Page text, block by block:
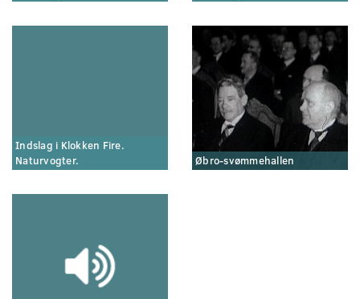
Indslag i Klokken Fire.
Naturvogter.
Øbro-svømmehallen